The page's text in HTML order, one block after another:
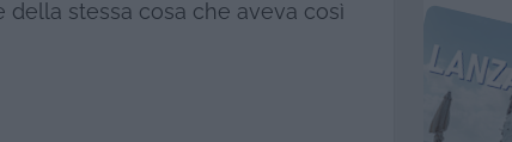
stessa cosa che aveva così